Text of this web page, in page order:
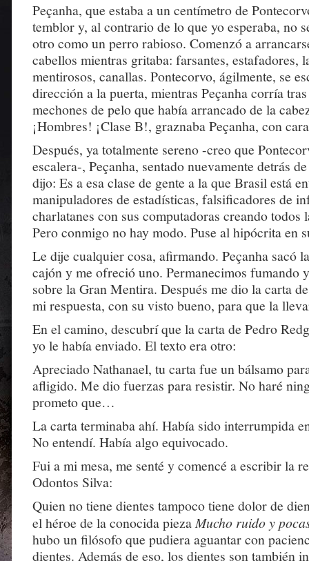
Peçanha, que estaba a un centímetro de
temblor y, al contrario de lo que yo esperaba, no
otro como un perro rabioso. Comenzó a
cabellos mientras gritaba: farsantes, estafadores,
mentirosos, canallas. Pontecorvo, ágilmente, se
dirección a la puerta, mientras Peçanha corría
mechones de pelo que había arrancado de la
¡Hombres! ¡Clase B!, graznaba Peçanha, con
Después, ya totalmente sereno -creo que
escalera-, Peçanha, sentado nuevamente detrás
dijo: Es a esa clase de gente a la que Brasil está
manipuladores de estadísticas, falsificadores de
charlatanes con sus computadoras creando
Pero conmigo no hay modo. Puse al hipócrita en
Le dije cualquier cosa, afirmando. Peçanha sacó
cajón y me ofreció uno. Permanecimos fumando
sobre la Gran Mentira. Después me dio la carta
mi respuesta, con su visto bueno, para que la
En el camino, descubrí que la carta de Pedro
yo le había enviado. El texto era otro:
Apreciado Nathanael, tu carta fue un bálsamo
afligido. Me dio fuerzas para resistir. No haré
prometo que…
La carta terminaba ahí. Había sido interrumpida
No entendí. Había algo equivocado.
Fui a mi mesa, me senté y comencé a escribir la
Odontos Silva:
Quien no tiene dientes tampoco tiene dolor de
el héroe de la conocida piezaMucho ruido y
hubo un filósofo que pudiera aguantar con
dientes. Además de eso, los dientes son también